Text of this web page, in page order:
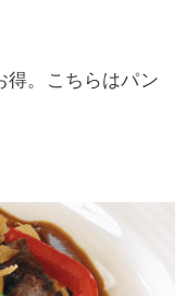
得。こちらはパン